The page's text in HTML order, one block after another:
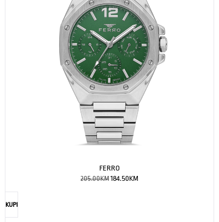
FERRO
205.00KM184.50KM
KUPI